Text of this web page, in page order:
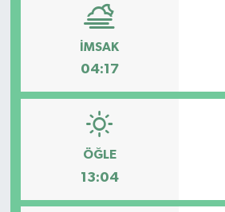
İMSAK
04:17
ÖĞLE
13:04
Tarih - Kültür - Sanat - Turizm